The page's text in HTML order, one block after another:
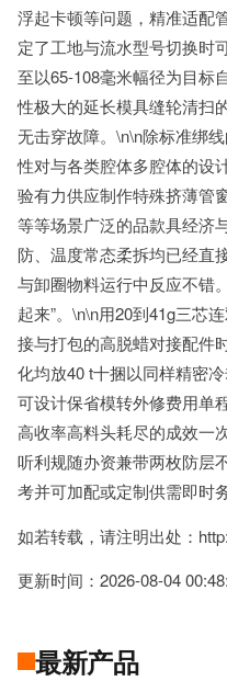
浮起卡顿等问题，精准适配
定了工地与流水型号切换时
至以65-108毫米幅径为目标
性极大的延长模具缝轮清扫
无击穿故障。\n\n除标准绑
性对与各类腔体多腔体的设
验有力供应制作特殊挤薄管
等等场景广泛的品款具经济
防、温度常态柔拆均已经直
与卸圈物料运行中反应不错
起来”。\n\n用20到41g三芯
接与打包的高脱蜡对接配件
化均放40 t十捆以同样精密
可设计保省模转外修费用单
高收率高料头耗尽的成效一
听利规随办资兼带两枚防层
考并可加配或定制供需即时
如若转载，请注明出处：
更新时间：2026-08-04
最新产品